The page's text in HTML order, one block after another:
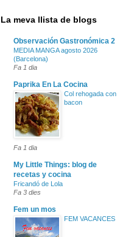
La meva llista de blogs
Observación Gastronómica 2
MEDIA MANGA agosto 2026
(Barcelona)
Fa 1 dia
Paprika En La Cocina
Col rehogada con
bacon
Fa 1 dia
My Little Things: blog de
recetas y cocina
Fricandó de Lola
Fa 3 dies
Fem un mos
FEM VACANCES